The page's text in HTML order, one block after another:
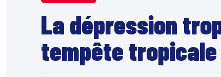
La dépression
tempête tropicale